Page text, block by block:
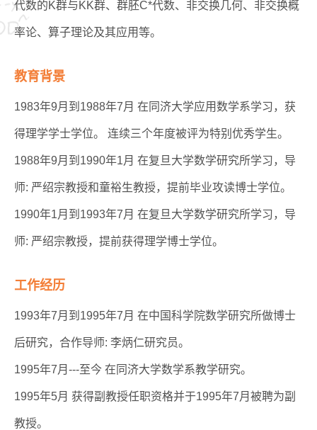
代数的K群与KK群、群胚C*代数、非交换几何、非交换概
率论、算子理论及其应用等。
教育背景
1983年9月到1988年7月 在同济大学应用数学系学习，获
得理学学士学位。 连续三个年度被评为特别优秀学生。
1988年9月到1990年1月 在复旦大学数学研究所学习，导
师: 严绍宗教授和童裕生教授，提前毕业攻读博士学位。
1990年1月到1993年7月 在复旦大学数学研究所学习，导
师: 严绍宗教授，提前获得理学博士学位。
工作经历
1993年7月到1995年7月 在中国科学院数学研究所做博士
后研究，合作导师: 李炳仁研究员。
1995年7月---至今 在同济大学数学系教学研究。
1995年5月 获得副教授任职资格并于1995年7月被聘为副
教授。